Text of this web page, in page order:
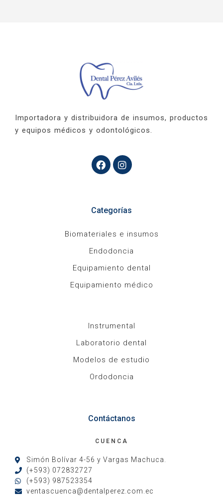
Importadora y distribuidora de insumos, productos
y equipos médicos y odontológicos.
Categorías
Biomateriales e insumos
Endodoncia
Equipamiento dental
Equipamiento médico
Instrumental
Laboratorio dental
Modelos de estudio
Ordodoncia
Contáctanos
CUENCA
Simón Bolívar 4-56 y Vargas Machuca.
(+593) 072832727
(+593) 987523354
ventascuenca@dentalperez.com.ec